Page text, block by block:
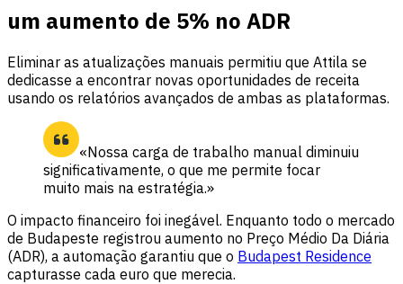
um aumento de 5% no ADR
Eliminar as atualizações manuais permitiu que Attila se
dedicasse a encontrar novas oportunidades de receita
usando os relatórios avançados de ambas as plataformas.
«Nossa carga de trabalho manual diminuiu
significativamente, o que me permite focar
muito mais na estratégia.»
O impacto financeiro foi inegável. Enquanto todo o mercado
de Budapeste registrou aumento no Preço Médio Da Diária
(ADR), a automação garantiu que o Budapest Residence
capturasse cada euro que merecia.